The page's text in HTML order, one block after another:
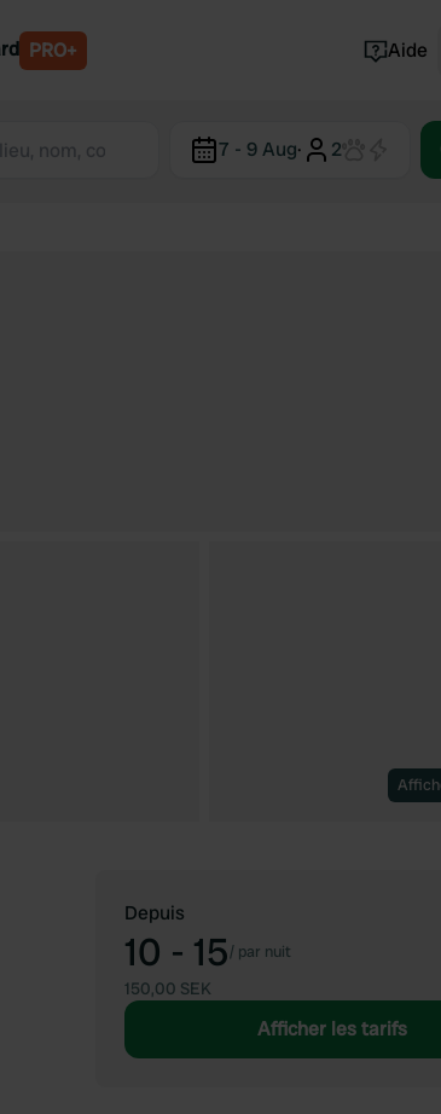
PRO+ Aide
7 - 9 Aug· 2
Depuis
10 - 15/ par nuit
150,00 SEK
Afficher les tarifs